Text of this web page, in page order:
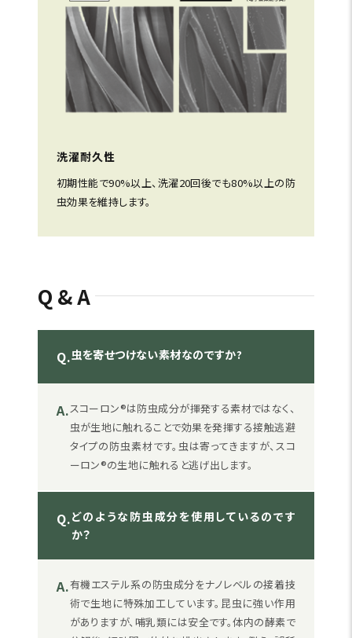
洗濯耐久性
初期性能で90%以上、洗濯20回後でも80%以上の防
虫効果を維持します。
Q&A
Q.虫を寄せつけない素材なのですか?
A.スコーロン®は防虫成分が揮発する素材ではなく、
虫が生地に触れることで効果を発揮する接触逃避
タイプの防虫素材です。虫は寄ってきますが、スコ
ーロン®の生地に触れると逃げ出します。
Q.どのような防虫成分を使用しているのです
か？
A.有機エステル系の防虫成分をナノレベルの接着技
術で生地に特殊加工しています。昆虫に強い作用
がありますが、哺乳類には安全です。体内の酵素で